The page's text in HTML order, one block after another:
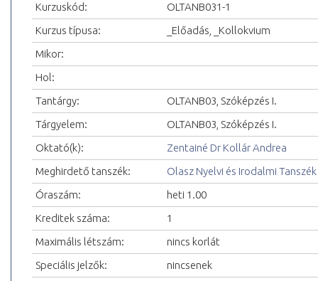
Kurzuskód:
OLTANB031-1
Kurzus típusa:
_Előadás, _Kollokvium
Mikor:
Hol:
Tantárgy:
OLTANB03, Szóképzés I.
Tárgyelem:
OLTANB03, Szóképzés I.
Oktató(k):
Zentainé Dr Kollár Andrea
Meghirdető tanszék:
Olasz Nyelvi és Irodalmi Tanszék
Óraszám:
heti 1.00
Kreditek száma:
1
Maximális létszám:
nincs korlát
Speciális jelzők:
nincsenek